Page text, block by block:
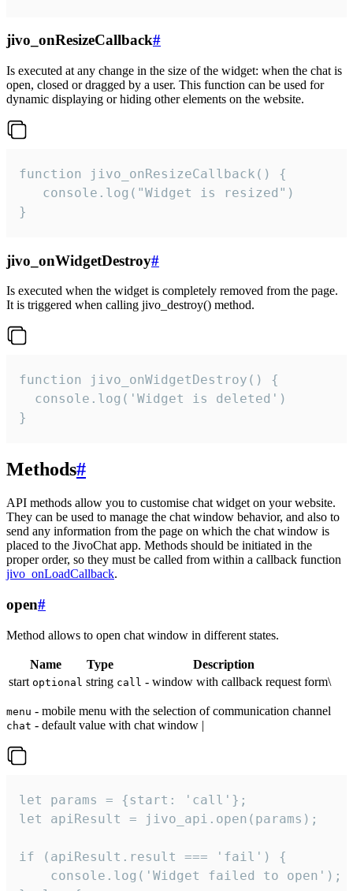
jivo_onResizeCallback#
Is executed at any change in the size of the widget: when the chat is
open, closed or dragged by a user. This function can be used for
dynamic displaying or hiding other elements on the website.
function jivo_onResizeCallback() {
   console.log("Widget is resized")
}
jivo_onWidgetDestroy#
Is executed when the widget is completely removed from the page.
It is triggered when calling jivo_destroy() method.
function jivo_onWidgetDestroy() {
  console.log('Widget is deleted')
}
Methods#
API methods allow you to customise chat widget on your website.
They can be used to manage the chat window behavior, and also to
send any information from the page on which the chat window is
placed to the JivoChat app. Methods should be initiated in the
proper order, so they must be called from within a callback function
jivo_onLoadCallback.
open#
Method allows to open chat window in different states.
Name Type
Description
start optional string call - window with callback request form\
menu - mobile menu with the selection of communication channel
chat - default value with chat window |
let params = {start: 'call'};
let apiResult = jivo_api.open(params);
if (apiResult.result === 'fail') {
    console.log('Widget failed to open');